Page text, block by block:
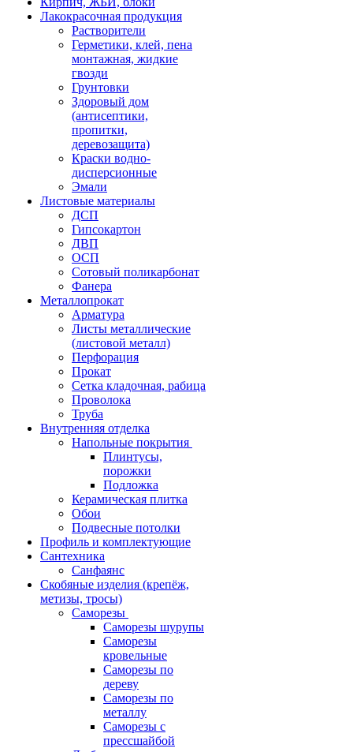
Лакокрасочная продукция
Растворители
Герметики, клей, пена
монтажная, жидкие
гвозди
Грунтовки
Здоровый дом
(антисептики,
пропитки,
деревозащита)
Краски водно-
дисперсионные
Эмали
Листовые материалы
ДСП
Гипсокартон
ДВП
ОСП
Сотовый поликарбонат
Фанера
Металлопрокат
Арматура
Листы металлические
(листовой металл)
Перфорация
Прокат
Сетка кладочная, рабица
Проволока
Труба
Внутренняя отделка
Напольные покрытия
Плинтусы,
порожки
Подложка
Керамическая плитка
Обои
Подвесные потолки
Профиль и комплектующие
Сантехника
Санфаянс
Скобяные изделия (крепёж,
метизы, тросы)
Саморезы
Саморезы шурупы
Саморезы
кровельные
Саморезы по
дереву
Саморезы по
металлу
Саморезы с
прессшайбой